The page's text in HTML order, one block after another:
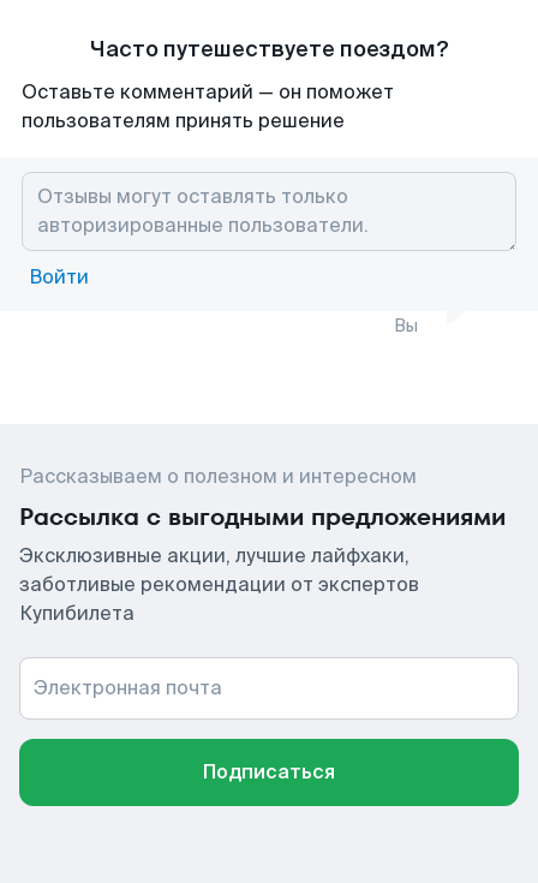
Часто путешествуете поездом?
Оставьте комментарий — он поможет
пользователям принять решение
Войти
Вы
Рассказываем о полезном и интересном
Рассылка с выгодными предложениями
Эксклюзивные акции, лучшие лайфхаки,
заботливые рекомендации от экспертов
Купибилета
Электронная почта
Подписаться